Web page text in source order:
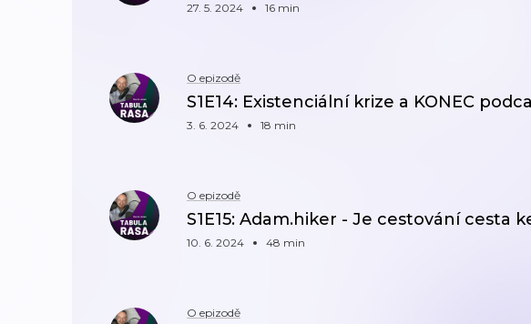
27. 5. 2024 16 min
O epizodě
S1E14: Existenciální krize a KONEC
3. 6. 2024 18 min
O epizodě
S1E15: Adam.hiker - Je cestování cesta
10. 6. 2024 48 min
O epizodě